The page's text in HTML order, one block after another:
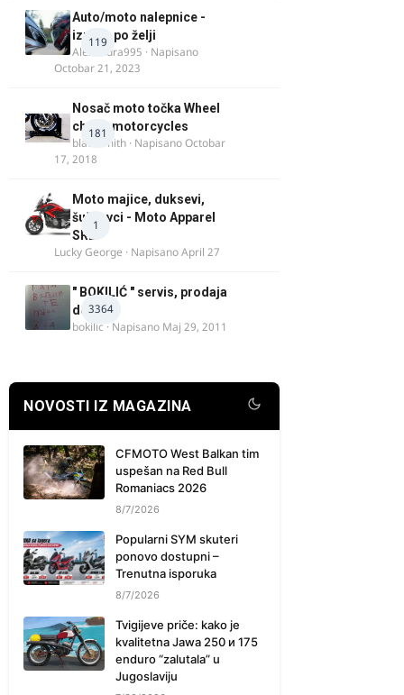
119
Auto/moto nalepnice -
izrada po želji
Alexandra995 · Napisano
Octobar 21, 2023
181
Nosač moto točka Wheel
chock motorcycles
blacksmith · NapisanoOctobar
17, 2018
1
Moto majice, duksevi,
šuškavci - Moto Apparel
SRB
Lucky George · NapisanoApril 27
3364
" BOKILIĆ " servis, prodaja
delova
bokilic · Napisano Maj 29, 2011
NOVOSTI IZ MAGAZINA
CFMOTO West Balkan tim
uspešan na Red Bull
Romaniacs 2026
8/7/2026
Popularni SYM skuteri
ponovo dostupni –
Trenutna isporuka
8/7/2026
Tvigijeve priče: kako je
kvalitetna Jawa 250 и 175
enduro “zalutala” u
Jugoslaviju